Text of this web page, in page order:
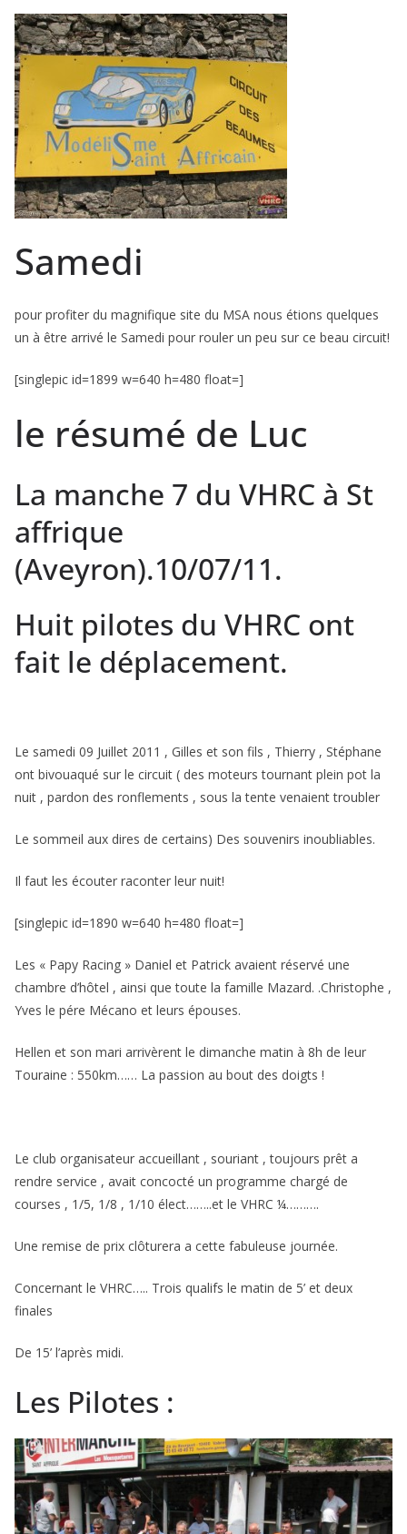
Samedi
pour profiter du magnifique site du MSA nous étions quelques
un à être arrivé le Samedi pour rouler un peu sur ce beau circuit!
[singlepic id=1899 w=640 h=480 float=]
le résumé de Luc
La manche 7 du VHRC à St
affrique
(Aveyron).10/07/11.
Huit pilotes du VHRC ont
fait le déplacement.
Le samedi 09 Juillet 2011 , Gilles et son fils , Thierry , Stéphane
ont bivouaqué sur le circuit ( des moteurs tournant plein pot la
nuit , pardon des ronflements , sous la tente venaient troubler
Le sommeil aux dires de certains) Des souvenirs inoubliables.
Il faut les écouter raconter leur nuit!
[singlepic id=1890 w=640 h=480 float=]
Les « Papy Racing » Daniel et Patrick avaient réservé une
chambre d’hôtel , ainsi que toute la famille Mazard. .Christophe ,
Yves le pére Mécano et leurs épouses.
Hellen et son mari arrivèrent le dimanche matin à 8h de leur
Touraine : 550km…… La passion au bout des doigts !
Le club organisateur accueillant , souriant , toujours prêt a
rendre service , avait concocté un programme chargé de
courses , 1/5, 1/8 , 1/10 élect……..et le VHRC ¼……….
Une remise de prix clôturera a cette fabuleuse journée.
Concernant le VHRC….. Trois qualifs le matin de 5’ et deux
finales
De 15’ l’après midi.
Les Pilotes :